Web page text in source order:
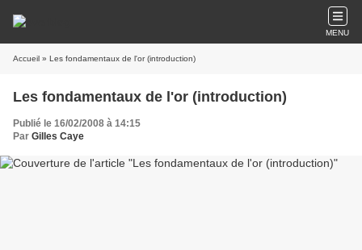
MENU
Accueil » Les fondamentaux de l'or (introduction)
Les fondamentaux de l'or (introduction)
Publié le 16/02/2008 à 14:15
Par Gilles Caye